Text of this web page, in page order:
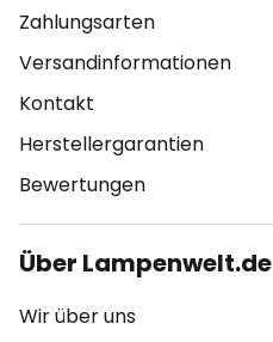
Zahlungsarten
Versandinformationen
Kontakt
Herstellergarantien
Bewertungen
Über Lampenwelt.de
Wir über uns